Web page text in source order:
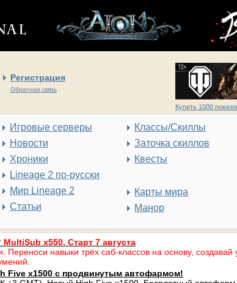
Регистрация
Обратная связь
Купить 1000
Игровые серверы
Новости
Хроники
Lineage 2 по-русски
Мир Lineage 2
Статьи
Классы/Скиллы
Заточка скиллов
Квесты
Карты мира
Манор
x550. Старт 7 августа
навыки трёх саб-классов на основу, создавай
Five x1500 с продвинутым автофармом!